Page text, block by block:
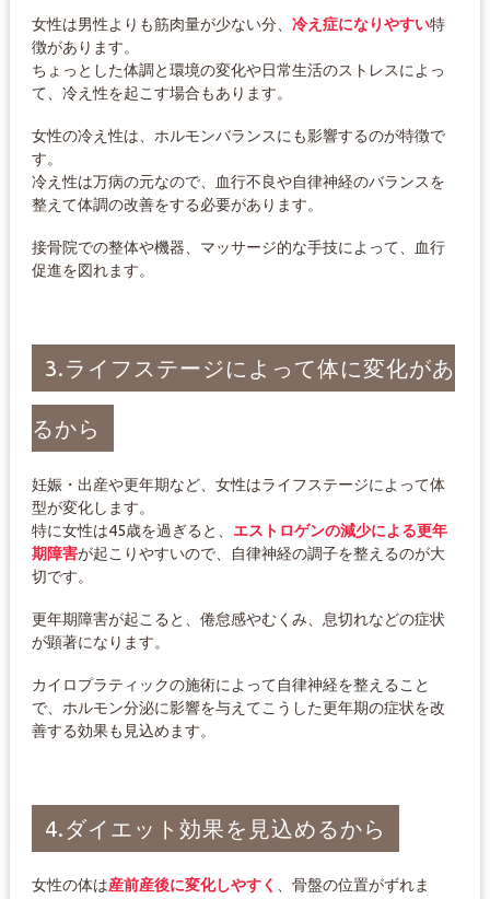
女性は男性よりも筋肉量が少ない分、 冷え症になりやすい特
徴があります。
ちょっとした体調と環境の変化や日常生活のストレスによっ
て、冷え性を起こす場合もあります。
女性の冷え性は、ホルモンバランスにも影響するのが特徴で
す。
冷え性は万病の元なので、血行不良や自律神経のバランスを
整えて体調の改善をする必要があります。
接骨院での整体や機器、マッサージ的な手技によって、血行
促進を図れます。
3.ライフステージによって体に変化があ
るから
妊娠・出産や更年期など、女性はライフステージによって体
型が変化します。
特に女性は45歳を過ぎると、 エストロゲンの減少による更年
期障害が起こりやすいので、自律神経の調子を整えるのが大
切です。
更年期障害が起こると、倦怠感やむくみ、息切れなどの症状
が顕著になります。
カイロプラティックの施術によって自律神経を整えること
で、ホルモン分泌に影響を与えてこうした更年期の症状を改
善する効果も見込めます。
4.ダイエット効果を見込めるから
女性の体は産前産後に変化しやすく
、骨盤の位置がずれま